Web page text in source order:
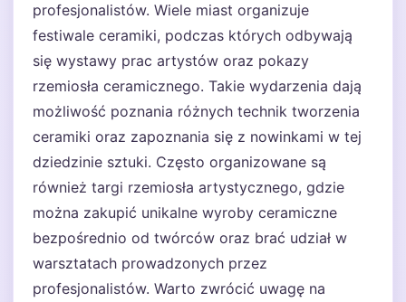
profesjonalistów. Wiele miast organizuje
festiwale ceramiki, podczas których odbywają
się wystawy prac artystów oraz pokazy
rzemiosła ceramicznego. Takie wydarzenia dają
możliwość poznania różnych technik tworzenia
ceramiki oraz zapoznania się z nowinkami w tej
dziedzinie sztuki. Często organizowane są
również targi rzemiosła artystycznego, gdzie
można zakupić unikalne wyroby ceramiczne
bezpośrednio od twórców oraz brać udział w
warsztatach prowadzonych przez
profesjonalistów. Warto zwrócić uwagę na